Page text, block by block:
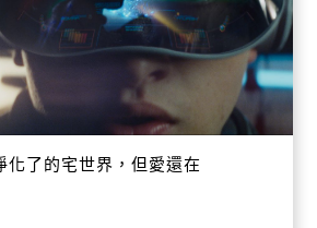
化了的宅世界，但愛還在